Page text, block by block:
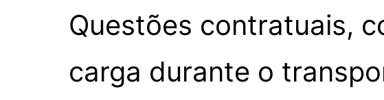
Questões contratuais,
carga durante o